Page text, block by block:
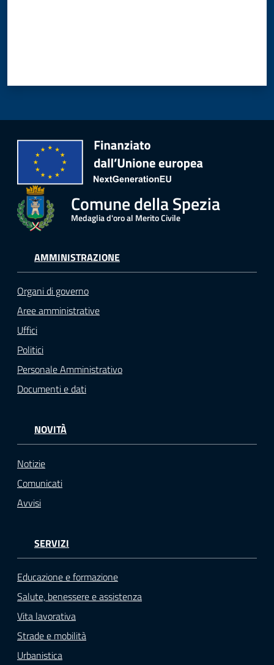
Comune della Spezia
Medaglia d'oro al Merito Civile
AMMINISTRAZIONE
Organi di governo
Aree amministrative
Uffici
Politici
Personale Amministrativo
Documenti e dati
NOVITÀ
Notizie
Comunicati
Avvisi
SERVIZI
Educazione e formazione
Salute, benessere e assistenza
Vita lavorativa
Strade e mobilità
Urbanistica